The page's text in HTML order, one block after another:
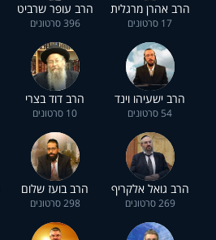
הרב אהרן מרגלית
17 סרטונים
הרב עופר שרביט
396 סרטונים
הרב ישעיהו וינד
54 סרטונים
הרב דוד בצרי
10 סרטונים
הרב גואל אלקריף
269 סרטונים
הרב בועז שלום
298 סרטונים